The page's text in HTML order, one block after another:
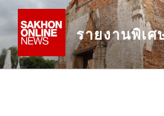
content
รายงานพิเศ